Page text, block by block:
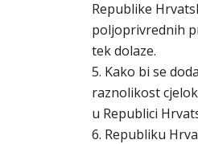
Republike
poljoprivrednih
tek dolaze.
5. Kako bi se
raznolikost
u Republici
6. Republiku